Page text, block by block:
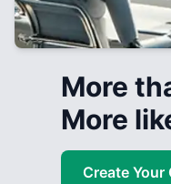
More
More
Create Your